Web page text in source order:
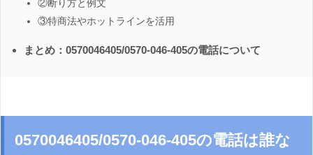
②断り方と例文
③特商法やホットラインを活用
まとめ：0570046405/0570-046-405の電話について
0570046405/0570-046-405の電話は誰な